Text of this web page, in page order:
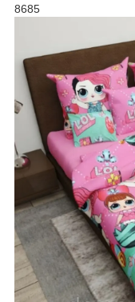
8685